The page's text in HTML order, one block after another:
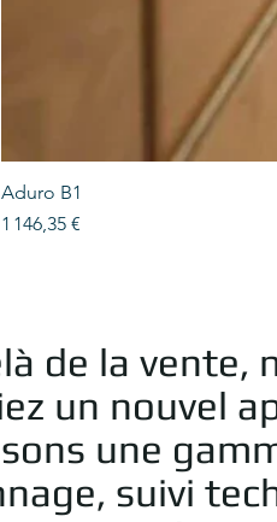
Aduro B1
Prix
1 146,35 €
de la vente,
un nouvel
une
suivi